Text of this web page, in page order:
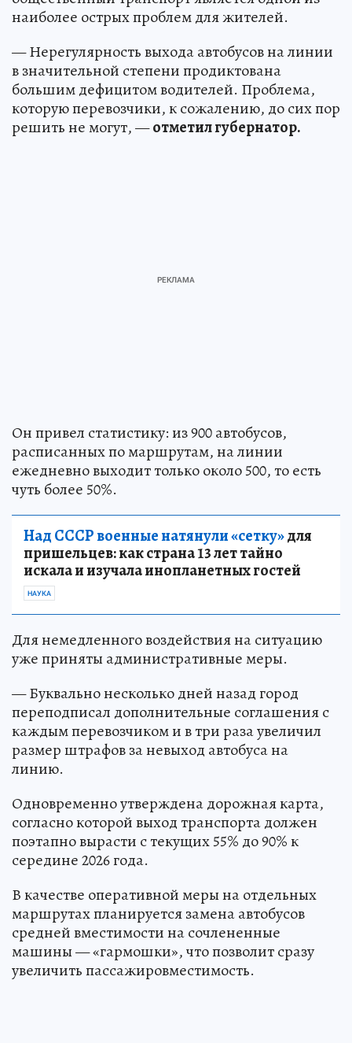
наиболее острых проблем для жителей.
— Нерегулярность выхода автобусов на линии
в значительной степени продиктована
большим дефицитом водителей. Проблема,
которую перевозчики, к сожалению, до сих пор
решить не могут, —отметил губернатор.
Он привел статистику: из 900 автобусов,
расписанных по маршрутам, на линии
ежедневно выходит только около 500, то есть
чуть более 50%.
Над СССР военные натянули «сетку»для
пришельцев: как страна 13 лет тайно
искала и изучала инопланетных гостей
НАУКА
Для немедленного воздействия на ситуацию
уже приняты административные меры.
— Буквально несколько дней назад город
переподписал дополнительные соглашения с
каждым перевозчиком и в три раза увеличил
размер штрафов за невыход автобуса на
линию.
Одновременно утверждена дорожная карта,
согласно которой выход транспорта должен
поэтапно вырасти с текущих 55% до 90% к
середине 2026 года.
В качестве оперативной меры на отдельных
маршрутах планируется замена автобусов
средней вместимости на сочлененные
машины — «гармошки», что позволит сразу
увеличить пассажировместимость.